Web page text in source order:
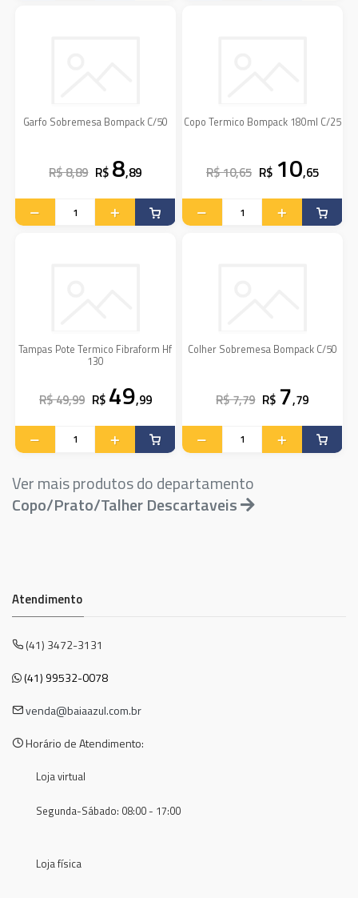
Garfo Sobremesa Bompack C/50
R$ 8,89 R$ 8,89
Copo Termico Bompack 180ml C/25
R$ 10,65 R$ 10,65
Tampas Pote Termico Fibraform Hf
130
R$ 49,99 R$ 49,99
Colher Sobremesa Bompack C/50
R$ 7,79 R$ 7,79
Ver mais produtos do departamento
Copo/Prato/Talher Descartaveis
Atendimento
(41) 3472-3131
(41) 99532-0078
venda@baiaazul.com.br
Horário de Atendimento:
Loja virtual
Segunda-Sábado: 08:00 - 17:00
Loja física